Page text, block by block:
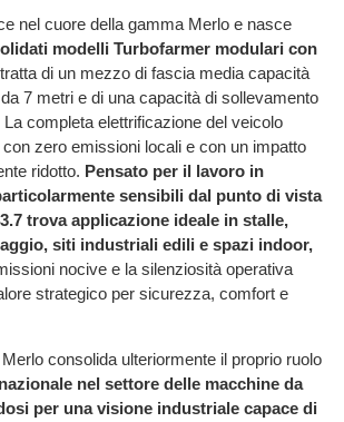
nel cuore della gamma Merlo e nasce
modelli Turbofarmer modulari con
di un mezzo di fascia media capacità
7 metri e di una capacità di sollevamento
La completa elettrificazione del veicolo
zero emissioni locali e con un impatto
ridotto. Pensato per il lavoro in
sensibili dal punto di vista
trova applicazione ideale in stalle,
siti industriali edili e spazi indoor,
nocive e la silenziosità operativa
strategico per sicurezza, comfort e
consolida ulteriormente il proprio ruolo
nel settore delle macchine da
per una visione industriale capace di